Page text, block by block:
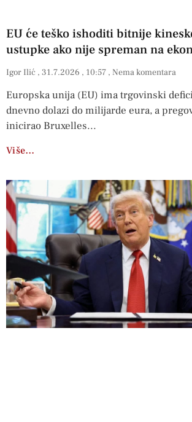
EU će teško ishoditi bitnije
ustupke ako nije spreman na
Igor Ilić 31.7.2026 10:57 Nema komentara
Europska unija (EU) ima trgovinski
dnevno dolazi do milijarde eura, a
inicirao Bruxelles
Više…